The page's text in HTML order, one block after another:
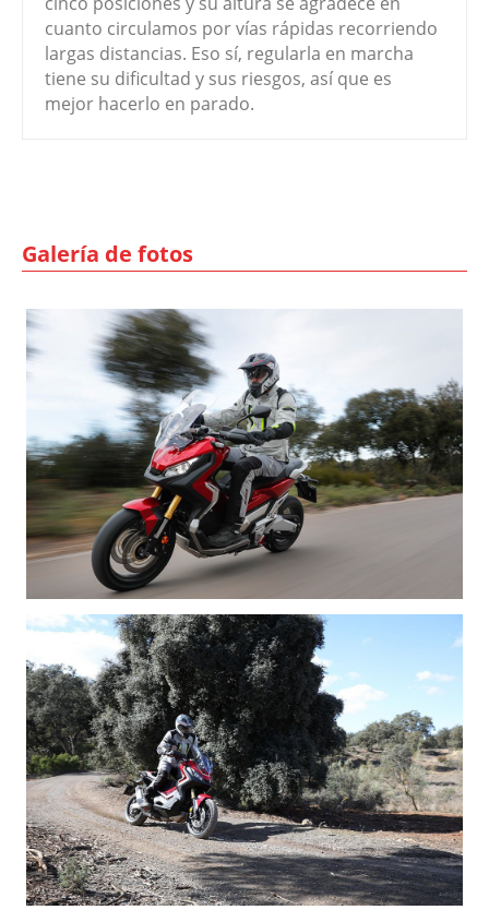
cuanto circulamos por vías rápidas recorriendo
largas distancias. Eso sí, regularla en marcha
tiene su dificultad y sus riesgos, así que es
mejor hacerlo en parado.
Galería de fotos